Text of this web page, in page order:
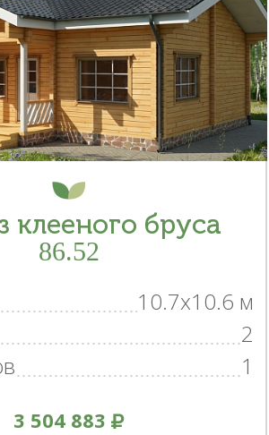
клееного бруса
86.52
10.7x10.6 м
2
1
3 504 883